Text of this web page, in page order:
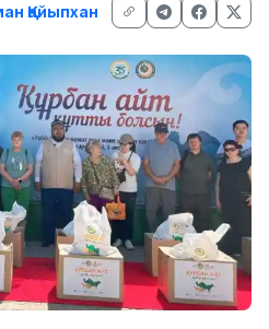
Қайыпхан